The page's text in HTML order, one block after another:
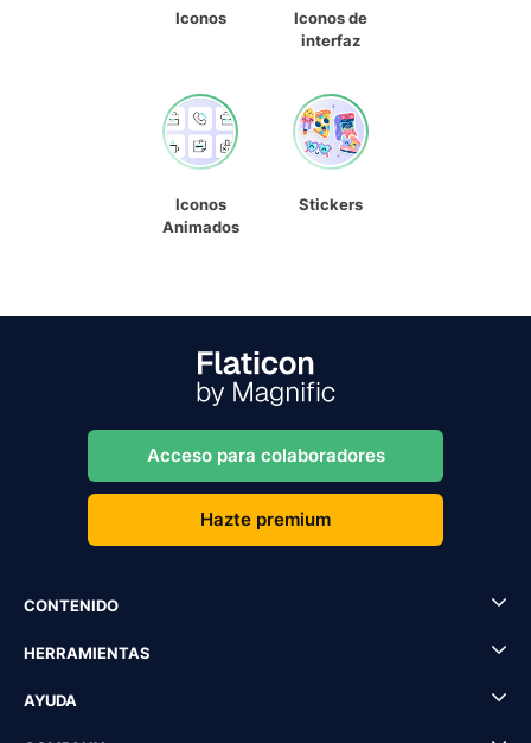
Iconos
Iconos de
interfaz
Iconos
Animados
Stickers
Acceso para colaboradores
Hazte premium
CONTENIDO
HERRAMIENTAS
AYUDA